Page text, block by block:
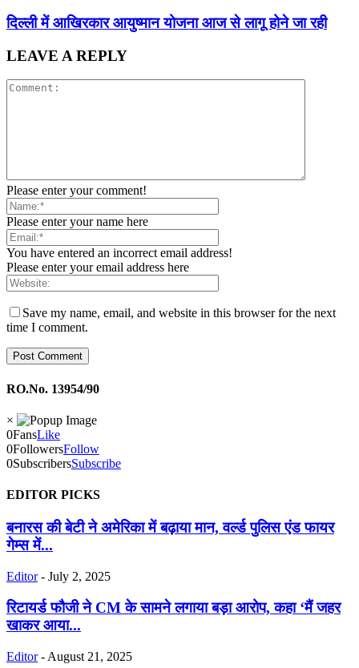
द‍िल्‍ली में आख‍िरकार आयुष्‍मान योजना आज से लागू होने जा रही
LEAVE A REPLY
Please enter your comment!
Please enter your name here
You have entered an incorrect email address!
Please enter your email address here
Save my name, email, and website in this browser for the next
time I comment.
RO.No. 13954/90
×
0FansLike
0FollowersFollow
0SubscribersSubscribe
EDITOR PICKS
बनारस की बेटी ने अमेरिका में बढ़ाया मान, वर्ल्ड पुलिस एंड फायर
गेम्स में...
Editor - July 2, 2025
रिटायर्ड फौजी ने CM के सामने लगाया बड़ा आरोप, कहा ‘मैं जहर
खाकर आया...
Editor - August 21, 2025